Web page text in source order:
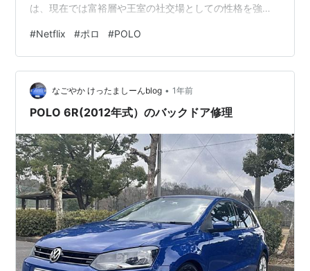
は、現在では富裕層や王室の社交場としての性格を強く
層の厚さで世界をリードする一方、イギリスやアメリカ
では「上流階級の象徴」として語られることが多い。本
作は2024年のUSオープンを中心にした作品である。 批
判も受け止めつつ異文化として楽しむ ドキュメンタリー
映像でしかわからない競技の細部 ふたりのレジェンド
#Netflix #ポロ #POLO
なごやか けったましーんblog • 1年前
POLO 6R(2012年式）のバックドア修理